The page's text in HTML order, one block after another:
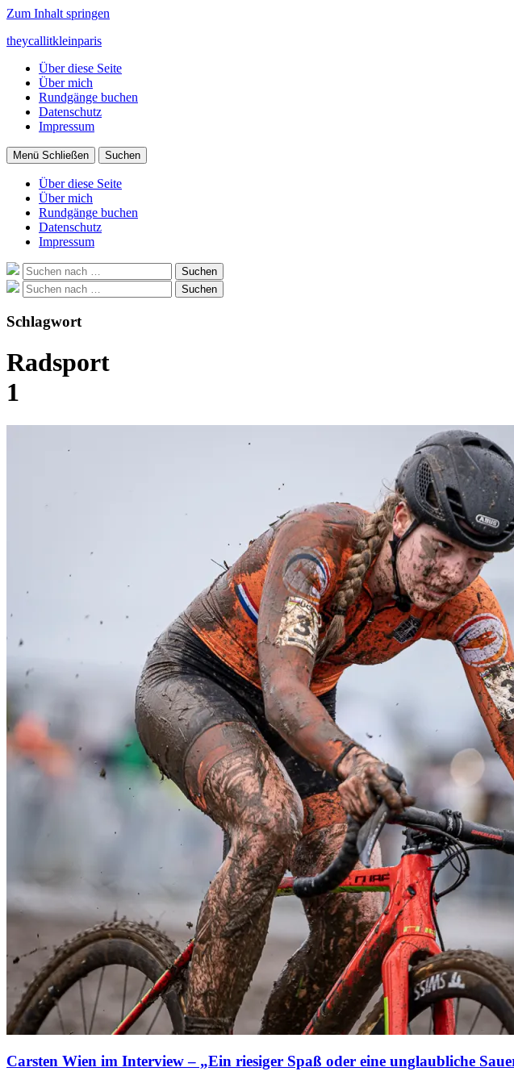
Zum Inhalt springen
theycallitkleinparis
Über diese Seite
Über mich
Rundgänge buchen
Datenschutz
Impressum
Menü Schließen Suchen
Über diese Seite
Über mich
Rundgänge buchen
Datenschutz
Impressum
Suche
nach:
Suchen
Suche
nach:
Suchen
Schlagwort
Radsport
1
Carsten Wien im Interview – „Ein riesiger Spaß oder eine unglaubliche